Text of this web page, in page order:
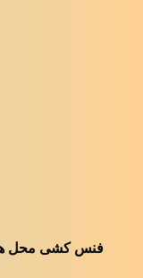
فنس کشی محل های